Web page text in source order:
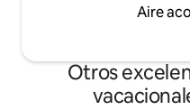
Aire
Otros